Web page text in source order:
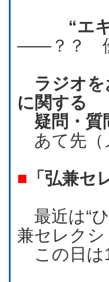
“エ
――？？ 優
ラジオ
に関する
疑問・質
あて先（
■ 「弘兼セ
最近は“
兼セレクシ
この日は